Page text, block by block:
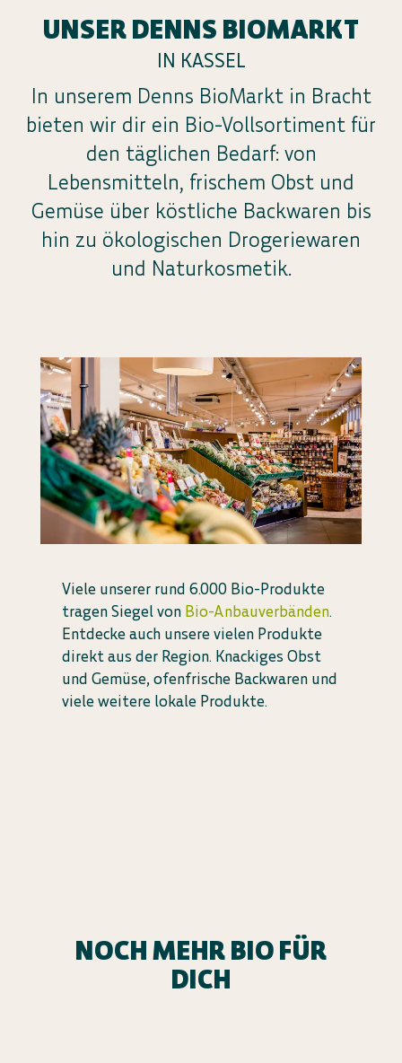
UNSER DENNS BIOMARKT
IN KASSEL
In unserem Denns BioMarkt in Bracht
bieten wir dir ein Bio-Vollsortiment für
den täglichen Bedarf: von
Lebensmitteln, frischem Obst und
Gemüse über köstliche Backwaren bis
hin zu ökologischen Drogeriewaren
und Naturkosmetik.
Viele unserer rund 6.000 Bio-Produkte
tragen Siegel von Bio-Anbauverbänden.
Entdecke auch unsere vielen Produkte
direkt aus der Region. Knackiges Obst
und Gemüse, ofenfrische Backwaren und
viele weitere lokale Produkte.
NOCH MEHR BIO FÜR
DICH